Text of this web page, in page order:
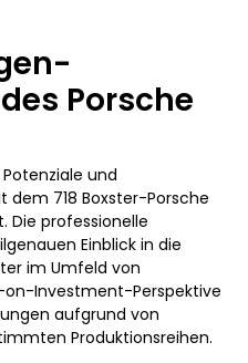
Porsche
und
718 Boxster-Porsche
Die professionelle
Einblick in die
im Umfeld von
Investment-Perspektive
aufgrund von
Produktionsreihen.